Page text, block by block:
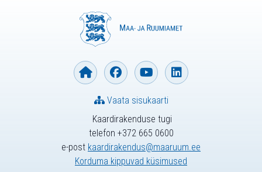
Kaardirakenduse tugi
telefon +372 665 0600
e-post kaardirakendus@maaruum.ee
Korduma kippuvad küsimused
Vaata sisukaarti